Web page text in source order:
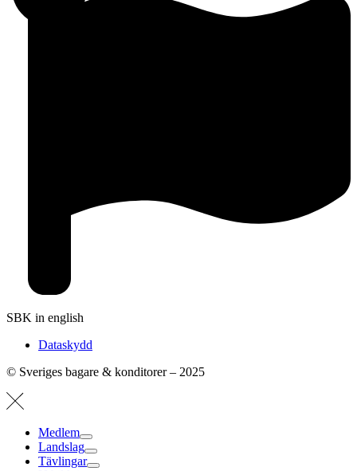
SBK in english
Dataskydd
© Sveriges bagare & konditorer – 2025
Medlem
Landslag
Tävlingar